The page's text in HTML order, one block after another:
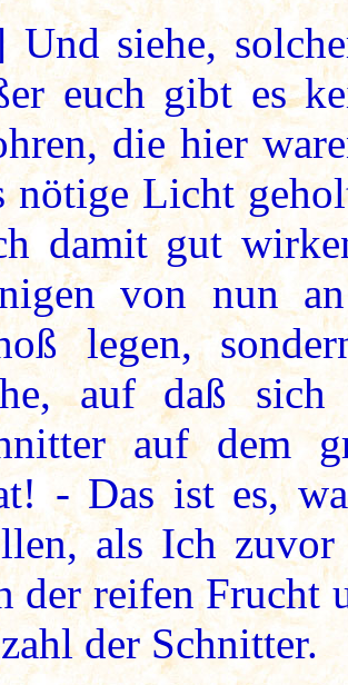
Und siehe,
euch gibt es
die hier
nötige Licht
damit gut
von nun
legen,
auf daß
auf dem
- Das ist es,
als Ich zuvor
der reifen Frucht
der Schnitter.